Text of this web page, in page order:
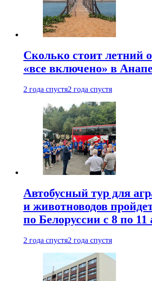
Сколько стоит летний
«все включено» в Анапе
2 года спустя2 года спустя
Автобусный тур для
и животноводов
по Белоруссии с 8 по 11
2 года спустя2 года спустя